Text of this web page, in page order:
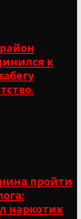
к
пройти
наркотик